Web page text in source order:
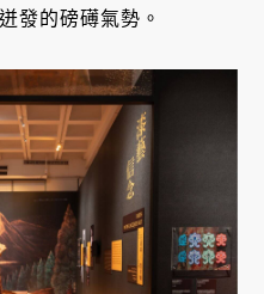
發的磅礡氣勢。